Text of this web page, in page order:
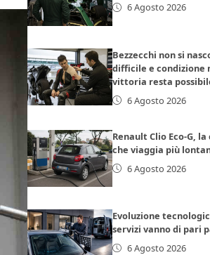
6 Agosto 2026
Bezzecchi non si
difficile e condizione
vittoria resta
6 Agosto 2026
Renault Clio Eco-G,
che viaggia più
6 Agosto 2026
Evoluzione
servizi vanno di pari
6 Agosto 2026